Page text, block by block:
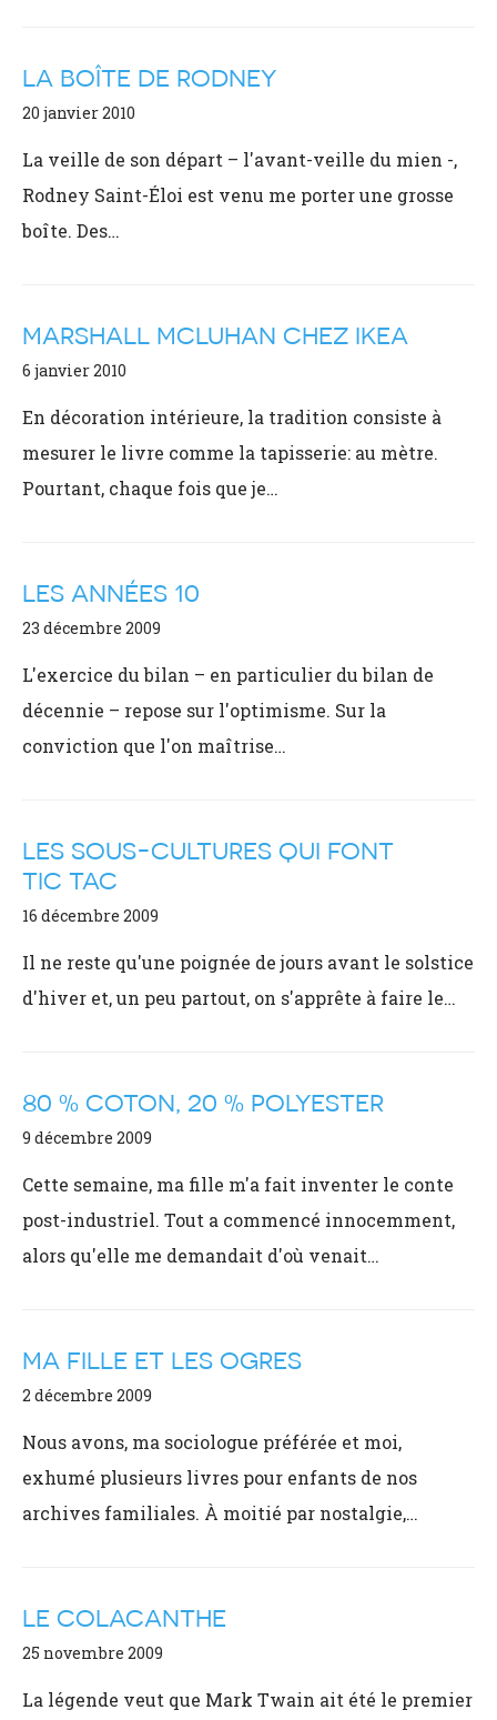
LA BOÎTE DE RODNEY
20 janvier 2010
La veille de son départ – l'avant-veille du mien -,
Rodney Saint-Éloi est venu me porter une grosse
boîte. Des…
MARSHALL MCLUHAN CHEZ IKEA
6 janvier 2010
En décoration intérieure, la tradition consiste à
mesurer le livre comme la tapisserie: au mètre.
Pourtant, chaque fois que je…
LES ANNÉES 10
23 décembre 2009
L'exercice du bilan – en particulier du bilan de
décennie – repose sur l'optimisme. Sur la
conviction que l'on maîtrise…
LES SOUS-CULTURES QUI FONT
TIC TAC
16 décembre 2009
Il ne reste qu'une poignée de jours avant le solstice
d'hiver et, un peu partout, on s'apprête à faire le…
80 % COTON, 20 % POLYESTER
9 décembre 2009
Cette semaine, ma fille m'a fait inventer le conte
post-industriel. Tout a commencé innocemment,
alors qu'elle me demandait d'où venait…
MA FILLE ET LES OGRES
2 décembre 2009
Nous avons, ma sociologue préférée et moi,
exhumé plusieurs livres pour enfants de nos
archives familiales. À moitié par nostalgie,…
LE COLACANTHE
25 novembre 2009
La légende veut que Mark Twain ait été le premier